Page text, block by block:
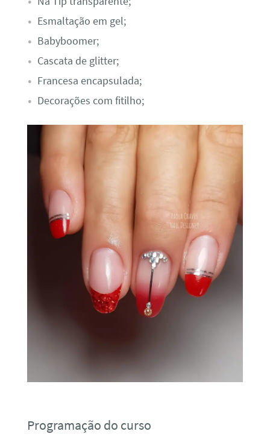
Esmaltação em gel;
Babyboomer;
Cascata de glitter;
Francesa encapsulada;
Decorações com fitilho;
Programação do curso